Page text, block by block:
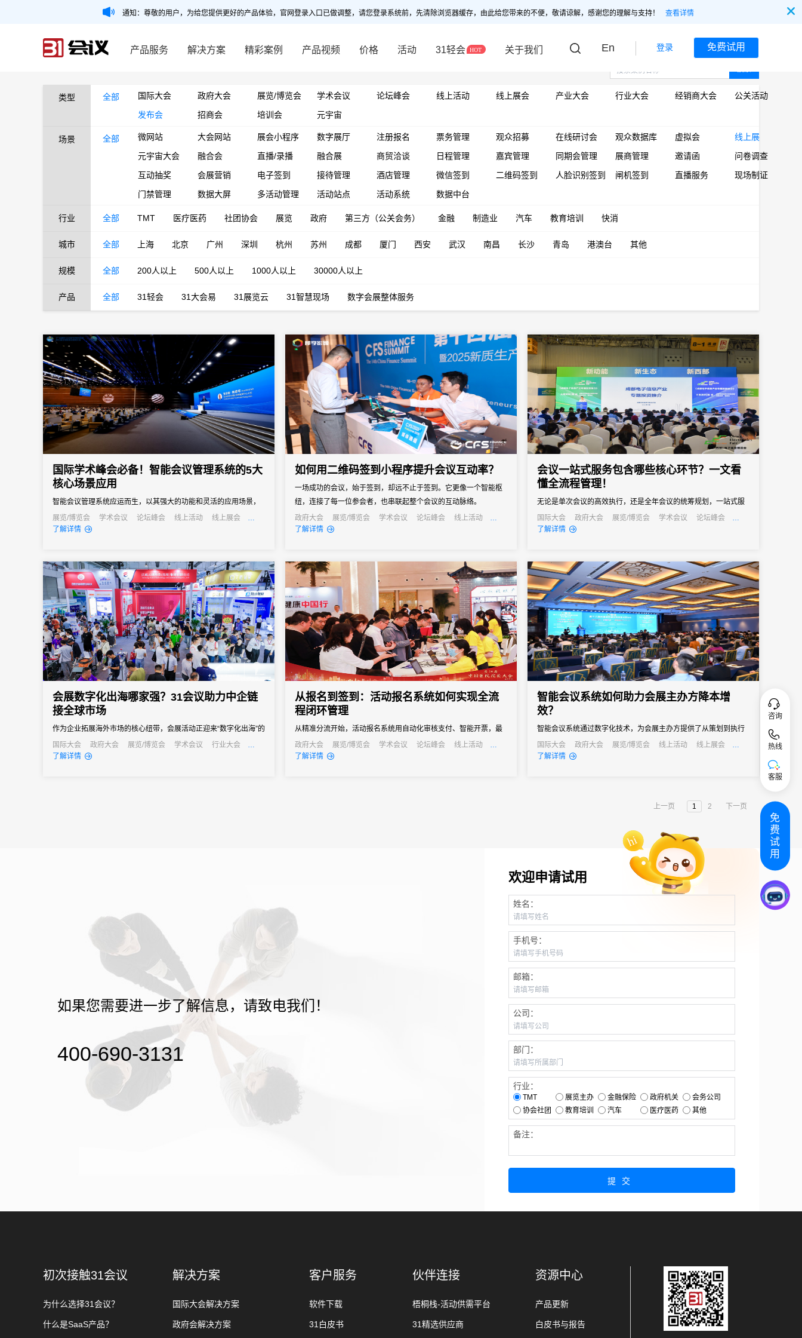
通知：尊敬的用户，为给您提供更好的产品体验，官网登录入口已做调整，请您登录系统前，先清除浏览器缓存，由此给您带来的不便，敬请谅解，感谢您的理解与支持！ 查看详情
产品服务 解决方案 精彩案例 产品视频 价格 活动 31轻会 关于我们 En 登录 免费试用
类型 全部 国际大会 政府大会 展览/博览会 学术会议 论坛峰会 线上活动 线上展会 产业大会 行业大会 经销商大会
公关活动
发布会
招商会 培训会 元宇宙
场景 全部 微网站 大会网站 展会小程序 数字展厅 注册报名 票务管理 观众招募 在线研讨会 观众数据库 虚拟会
线上展
元宇宙大会
融合会 直播/录播 融合展 商贸洽谈 日程管理 嘉宾管理 同期会管理 展商管理 邀请函
问卷调查
互动抽奖
会展营销 电子签到 接待管理 酒店管理 微信签到 二维码签到 人脸识别签到 闸机签到 直播服务
现场制证
门禁管理
数据大屏 多活动管理 活动站点 活动系统 数据中台
行业 全部 TMT 医疗医药 社团协会 展览 政府 第三方（公关会务） 金融 制造业 汽车 教育培训 快消
城市 全部 上海 北京 广州 深圳 杭州 苏州 成都 厦门 西安 武汉 南昌 长沙 青岛 港澳台 其他
规模 全部 200人以上 500人以上 1000人以上 30000人以上
产品 全部 31轻会 31大会易 31展览云 31智慧现场 数字会展整体服务
国际学术峰会必备！智能会议管理系统的5大
核心场景应用
智能会议管理系统应运而生，以其强大的功能和灵活的应用场景，
成为国际学术峰会不可或缺的得力助手。
展览/博览会 学术会议 论坛峰会 线上活动
线上展会
发布会
培训会
了解详情
如何用二维码签到小程序提升会议互动率？
一场成功的会议，始于签到，却远不止于签到。它更像一个智能枢
纽，连接了每一位参会者，也串联起整个会议的互动脉络。
政府大会
展览/博览会 学术会议 论坛峰会
线上活动
线上展会
经销商大会
了解详情
会议一站式服务包含哪些核心环节？一文看
懂全流程管理！
无论是单次会议的高效执行，还是全年会议的统筹规划，一站式服
务都能成为主办方的得力助手，帮助企业在节省成本的同时，提升
会议影响力，实现办会目标。
国际大会 政府大会 展览/博览会 学术会议
论坛峰会
线上活动
公关活动
了解详情
会展数字化出海哪家强？31会议助力中企链
接全球市场
作为企业拓展海外市场的核心纽带，会展活动正迎来“数字化出海”的
关键转型期——传统线下办展模式受限于多语言壁垒、跨时区协
调、数据合规等难题，难以满足国际化运营需求。
国际大会 政府大会 展览/博览会 学术会议
行业大会
经销商大会
了解详情
从报名到签到：活动报名系统如何实现全流
程闭环管理
从精准分流开始，活动报名系统用自动化审核支付、智能开票，最
终实现数据驱动的精细化管理，让参会者享受丝滑体验，更让主办
方拥有掌控全局的能力。
政府大会 展览/博览会 学术会议 论坛峰会
线上活动
发布会
培训会
了解详情
智能会议系统如何助力会展主办方降本增
效？
智能会议系统通过数字化技术，为会展主办方提供了从策划到执行
的全流程解决方案，不仅提高了会议效率，还显著降低了运营成
本。
国际大会 政府大会 展览/博览会 线上活动
线上展会
产业大会
公关活动
了解详情
上一页 1 2 下一页
如果您需要进一步了解信息，请致电我们！
400-690-3131
欢迎申请试用
姓名：
手机号：
邮箱：
公司：
部门：
行业：
TMT 展览主办 金融保险 政府机关
会务公司
协会社团
教育培训 汽车 医疗医药 其他
备注：
提交
初次接触31会议
为什么选择31会议？
什么是SaaS产品？
解决方案
国际大会解决方案
政府会解决方案
客户服务
软件下载
31白皮书
伙伴连接
梧桐栈-活动供需平台
31精选供应商
资源中心
产品更新
白皮书与报告
咨询
热线
客服
免
费
试
用